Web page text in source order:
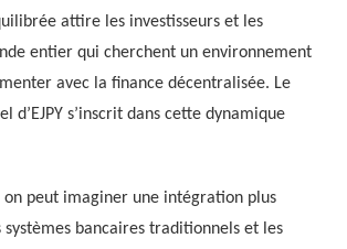
attire les investisseurs et les
entier qui cherchent un environnement
avec la finance décentralisée. Le
d’EJPY s’inscrit dans cette dynamique
peut imaginer une intégration plus
bancaires traditionnels et les